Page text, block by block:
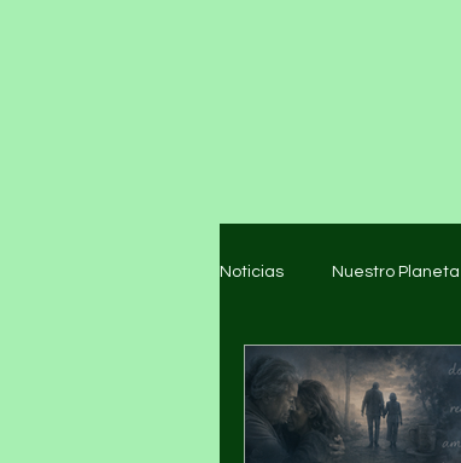
Noticias Nuestro Planeta
Arte y cultura